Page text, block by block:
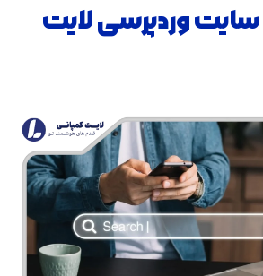
وردپرسی لایت